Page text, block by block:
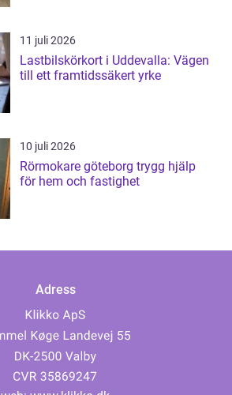
11 juli 2026
Lastbilskörkort i Uddevalla: Vägen
till ett framtidssäkert yrke
10 juli 2026
Rörmokare göteborg trygg hjälp
för hem och fastighet
Adress